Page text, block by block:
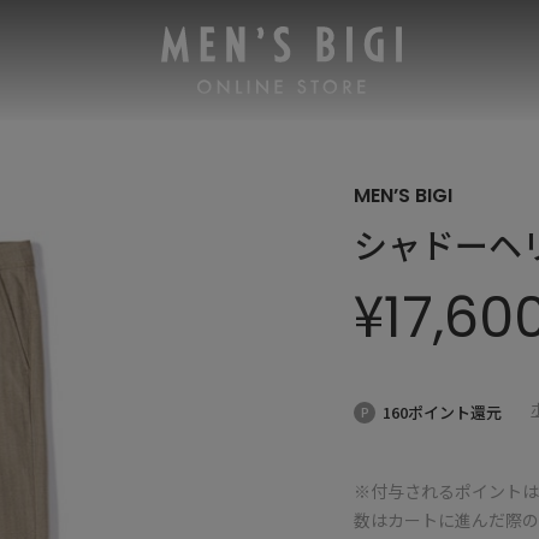
MEN’S BIGI
シャドーヘ
¥
160ポイント還元
※付与されるポイント
数はカートに進んだ際